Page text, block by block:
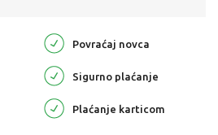
Povraćaj novca
Sigurno plaćanje
Plaćanje karticom